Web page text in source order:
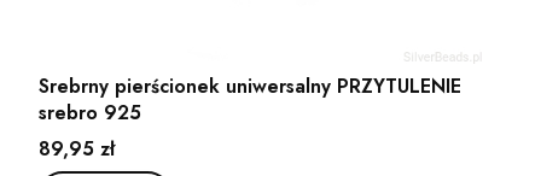
Srebrny pierścionek uniwersalny PRZYTULENIE
srebro 925
Cena
89,95 zł